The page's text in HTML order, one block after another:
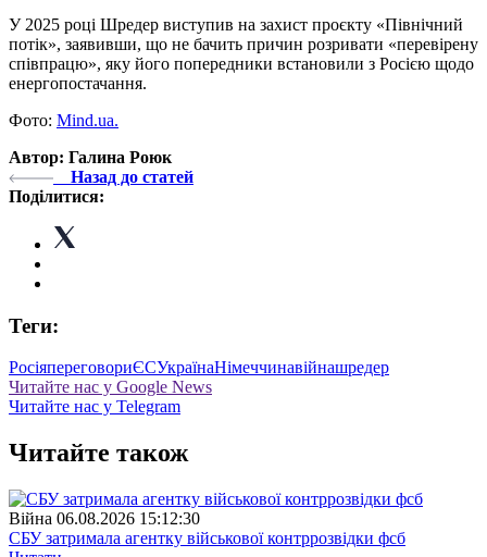
У 2025 році Шредер виступив на захист проєкту «Північний
потік», заявивши, що не бачить причин розривати «перевірену
співпрацю», яку його попередники встановили з Росією щодо
енергопостачання.
Фото: Mind.ua.
Автор: Галина Роюк
Назад до статей
Поділитися:
Теги:
РосіяпереговориЄСУкраїнаНімеччинавійнашредер
Читайте нас у Google News
Читайте нас у Telegram
Читайте також
Війна 06.08.2026 15:12:30
СБУ затримала агентку військової контррозвідки фсб